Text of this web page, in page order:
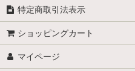
黒、グレー系のレース
特定商取引法表示
ショッピングカート
マイページ